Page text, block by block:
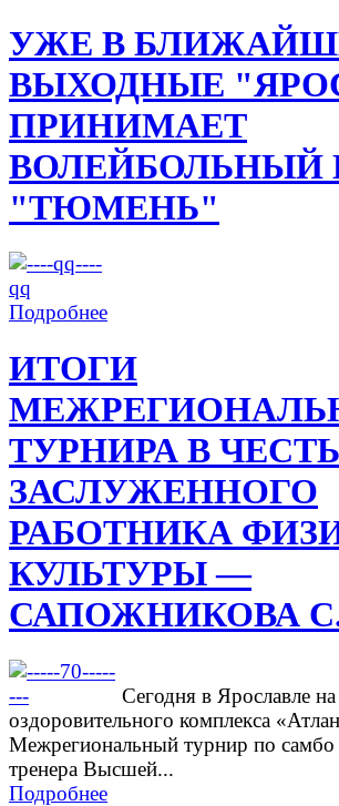
УЖЕ В
ВЫХОДНЫЕ
ПРИНИМАЕТ
ВОЛЕЙБОЛЬНЫЙ
"ТЮМЕНЬ"
Подробнее
ИТОГИ
ТУРНИРА В
ЗАСЛУЖЕННОГО
РАБОТНИКА
КУЛЬТУРЫ —
САПОЖНИКОВА
Сегодня в Ярославле
оздоровительного комплекса
Межрегиональный турнир по самбо
тренера Высшей...
Подробнее